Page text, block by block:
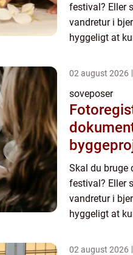
festival? Eller
vandretur i
hyggeligt at
skal blive e...
02 august 2026
soveposer
Skal du bruge
festival? Eller
vandretur i
hyggeligt at
skal blive e...
02 august 2026